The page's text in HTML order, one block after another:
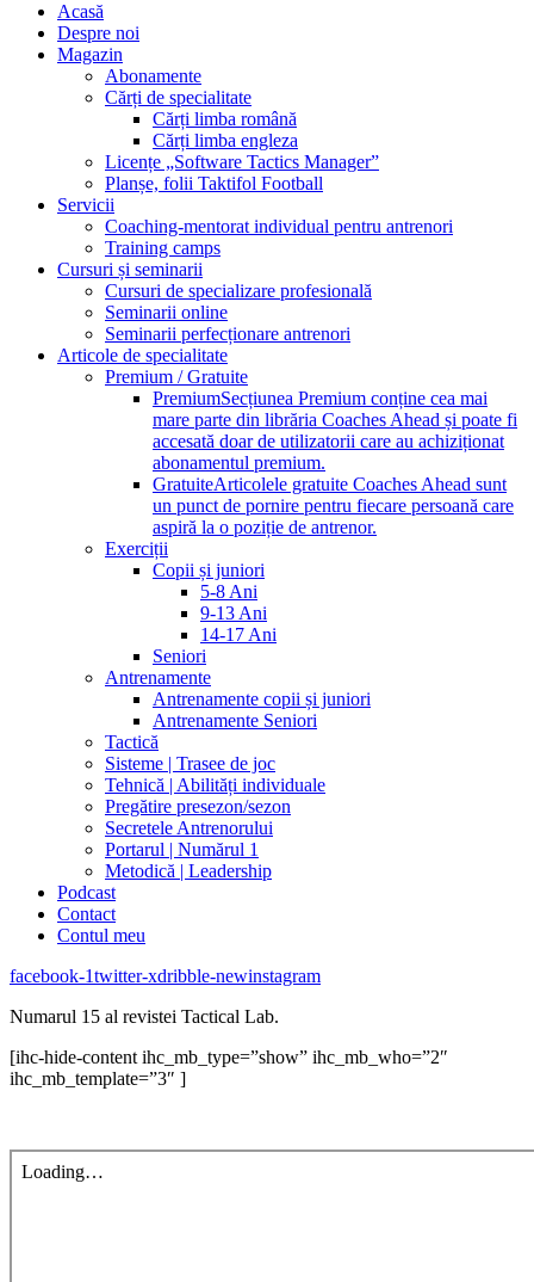
Acasă
Despre noi
Magazin
Abonamente
Cărți de specialitate
Cărți limba română
Cărți limba engleza
Licențe „Software Tactics Manager”
Planșe, folii Taktifol Football
Servicii
Coaching-mentorat individual pentru antrenori
Training camps
Cursuri și seminarii
Cursuri de specializare profesională
Seminarii online
Seminarii perfecționare antrenori
Articole de specialitate
Premium / Gratuite
PremiumSecțiunea Premium conține cea mai
mare parte din librăria Coaches Ahead și poate fi
accesată doar de utilizatorii care au achiziționat
abonamentul premium.
GratuiteArticolele gratuite Coaches Ahead sunt
un punct de pornire pentru fiecare persoană care
aspiră la o poziție de antrenor.
Exerciții
Copii și juniori
5-8 Ani
9-13 Ani
14-17 Ani
Seniori
Antrenamente
Antrenamente copii și juniori
Antrenamente Seniori
Tactică
Sisteme | Trasee de joc
Tehnică | Abilități individuale
Pregătire presezon/sezon
Secretele Antrenorului
Portarul | Numărul 1
Metodică | Leadership
Podcast
Contact
Contul meu
facebook-1twitter-xdribble-newinstagram
Numarul 15 al revistei Tactical Lab.
[ihc-hide-content ihc_mb_type=”show” ihc_mb_who=”2″
ihc_mb_template=”3″ ]